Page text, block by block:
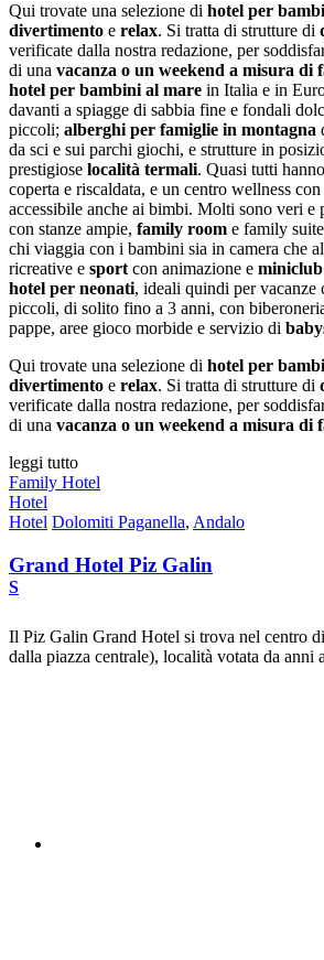
Qui trovate una selezione di hotel per
divertimento e relax. Si tratta di strutture di
verificate dalla nostra redazione, per
di una vacanza o un weekend a misura di
hotel per bambini al mare in Italia e in
davanti a spiagge di sabbia fine e fondali
piccoli; alberghi per famiglie in montagna
da sci e sui parchi giochi, e strutture in
prestigiose località termali. Quasi tutti
coperta e riscaldata, e un centro wellness con
accessibile anche ai bimbi. Molti sono veri e
con stanze ampie, family room e family
chi viaggia con i bambini sia in camera che
ricreative e sport con animazione e miniclub
hotel per neonati, ideali quindi per vacanze
piccoli, di solito fino a 3 anni, con
pappe, aree gioco morbide e servizio di
Qui trovate una selezione di hotel per
divertimento e relax. Si tratta di strutture di
verificate dalla nostra redazione, per
di una vacanza o un weekend a misura di
leggi tutto
Family Hotel
Hotel
Hotel Dolomiti Paganella, Andalo
Grand Hotel Piz Galin
S
Il Piz Galin Grand Hotel si trova nel centro
dalla piazza centrale), località votata da anni